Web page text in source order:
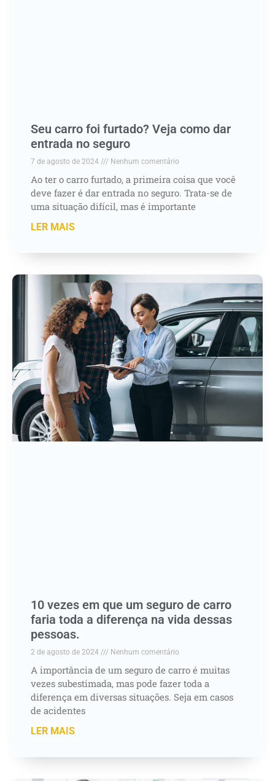
Seu carro foi furtado? Veja como dar
entrada no seguro
7 de agosto de 2024 Nenhum comentário
Ao ter o carro furtado, a primeira coisa que você
deve fazer é dar entrada no seguro. Trata-se de
uma situação difícil, mas é importante
LER MAIS
10 vezes em que um seguro de carro
faria toda a diferença na vida dessas
pessoas.
2 de agosto de 2024 Nenhum comentário
A importância de um seguro de carro é muitas
vezes subestimada, mas pode fazer toda a
diferença em diversas situações. Seja em casos
de acidentes
LER MAIS